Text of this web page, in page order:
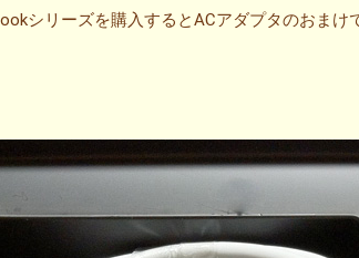
シリーズを購入するとACアダプタのおまけ